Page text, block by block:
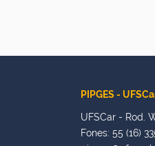
PIPGES -
UFSCar - Rod.
Fones: 55 (16)